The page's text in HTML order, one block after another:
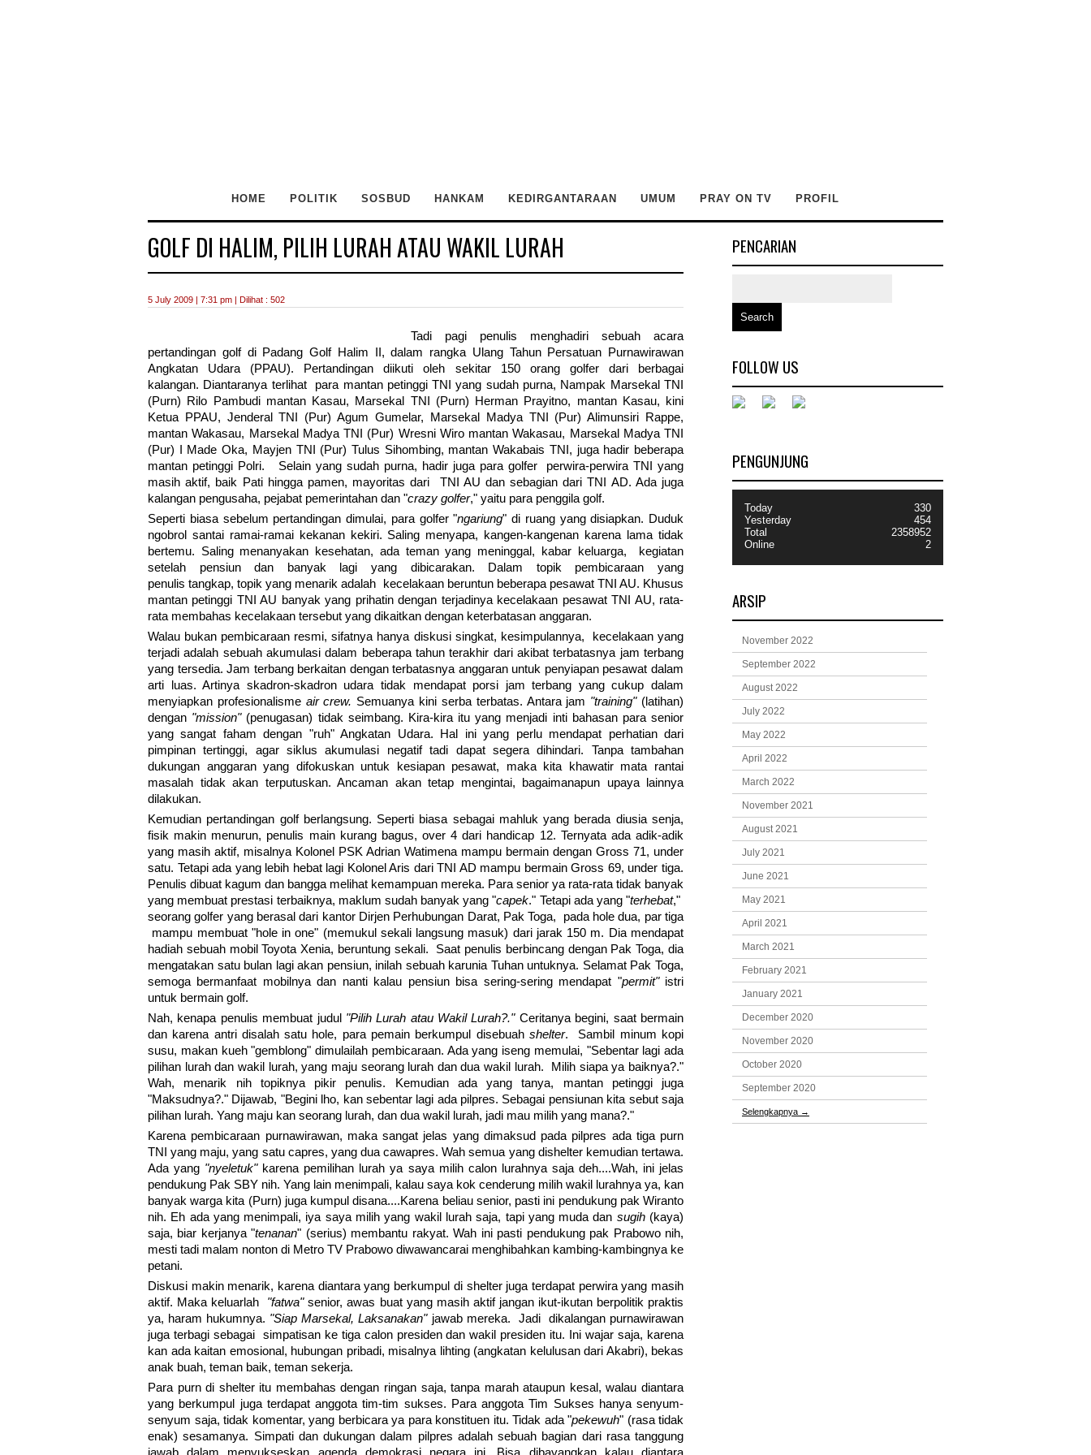
HOME POLITIK SOSBUD HANKAM KEDIRGANTARAAN UMUM PRAY ON TV PROFIL
GOLF DI HALIM, PILIH LURAH ATAU WAKIL LURAH
5 July 2009 | 7:31 pm | Dilihat : 502
Tadi pagi penulis menghadiri sebuah acara
pertandingan golf di Padang Golf Halim II, dalam rangka Ulang Tahun Persatuan Purnawirawan
Angkatan Udara (PPAU). Pertandingan diikuti oleh sekitar 150 orang golfer dari berbagai
kalangan. Diantaranya terlihat para mantan petinggi TNI yang sudah purna, Nampak Marsekal TNI
(Purn) Rilo Pambudi mantan Kasau, Marsekal TNI (Purn) Herman Prayitno, mantan Kasau, kini
Ketua PPAU, Jenderal TNI (Pur) Agum Gumelar, Marsekal Madya TNI (Pur) Alimunsiri Rappe,
mantan Wakasau, Marsekal Madya TNI (Pur) Wresni Wiro mantan Wakasau, Marsekal Madya TNI
(Pur) I Made Oka, Mayjen TNI (Pur) Tulus Sihombing, mantan Wakabais TNI, juga hadir beberapa
mantan petinggi Polri. Selain yang sudah purna, hadir juga para golfer perwira-perwira TNI yang
masih aktif, baik Pati hingga pamen, mayoritas dari TNI AU dan sebagian dari TNI AD. Ada juga
kalangan pengusaha, pejabat pemerintahan dan "crazy golfer," yaitu para penggila golf.
Seperti biasa sebelum pertandingan dimulai, para golfer "ngariung" di ruang yang disiapkan. Duduk
ngobrol santai ramai-ramai kekanan kekiri. Saling menyapa, kangen-kangenan karena lama tidak
bertemu. Saling menanyakan kesehatan, ada teman yang meninggal, kabar keluarga, kegiatan
setelah pensiun dan banyak lagi yang dibicarakan. Dalam topik pembicaraan yang
penulis tangkap, topik yang menarik adalah kecelakaan beruntun beberapa pesawat TNI AU. Khusus
mantan petinggi TNI AU banyak yang prihatin dengan terjadinya kecelakaan pesawat TNI AU, rata-
rata membahas kecelakaan tersebut yang dikaitkan dengan keterbatasan anggaran.
Walau bukan pembicaraan resmi, sifatnya hanya diskusi singkat, kesimpulannya, kecelakaan yang
terjadi adalah sebuah akumulasi dalam beberapa tahun terakhir dari akibat terbatasnya jam terbang
yang tersedia. Jam terbang berkaitan dengan terbatasnya anggaran untuk penyiapan pesawat dalam
arti luas. Artinya skadron-skadron udara tidak mendapat porsi jam terbang yang cukup dalam
menyiapkan profesionalisme air crew. Semuanya kini serba terbatas. Antara jam "training"(latihan)
dengan "mission"(penugasan) tidak seimbang. Kira-kira itu yang menjadi inti bahasan para senior
yang sangat faham dengan "ruh" Angkatan Udara. Hal ini yang perlu mendapat perhatian dari
pimpinan tertinggi, agar siklus akumulasi negatif tadi dapat segera dihindari. Tanpa tambahan
dukungan anggaran yang difokuskan untuk kesiapan pesawat, maka kita khawatir mata rantai
masalah tidak akan terputuskan. Ancaman akan tetap mengintai, bagaimanapun upaya lainnya
dilakukan.
Kemudian pertandingan golf berlangsung. Seperti biasa sebagai mahluk yang berada diusia senja,
fisik makin menurun, penulis main kurang bagus, over 4 dari handicap 12. Ternyata ada adik-adik
yang masih aktif, misalnya Kolonel PSK Adrian Watimena mampu bermain dengan Gross 71, under
satu. Tetapi ada yang lebih hebat lagi Kolonel Aris dari TNI AD mampu bermain Gross 69, under tiga.
Penulis dibuat kagum dan bangga melihat kemampuan mereka. Para senior ya rata-rata tidak banyak
yang membuat prestasi terbaiknya, maklum sudah banyak yang "capek." Tetapi ada yang "terhebat,"
seorang golfer yang berasal dari kantor Dirjen Perhubungan Darat, Pak Toga, pada hole dua, par tiga
mampu membuat "hole in one" (memukul sekali langsung masuk) dari jarak 150 m. Dia mendapat
hadiah sebuah mobil Toyota Xenia, beruntung sekali. Saat penulis berbincang dengan Pak Toga, dia
mengatakan satu bulan lagi akan pensiun, inilah sebuah karunia Tuhan untuknya. Selamat Pak Toga,
semoga bermanfaat mobilnya dan nanti kalau pensiun bisa sering-sering mendapat "permit"istri
untuk bermain golf.
Nah, kenapa penulis membuat judul "Pilih Lurah atau Wakil Lurah?." Ceritanya begini, saat bermain
dan karena antri disalah satu hole, para pemain berkumpul disebuah shelter. Sambil minum kopi
susu, makan kueh "gemblong" dimulailah pembicaraan. Ada yang iseng memulai, "Sebentar lagi ada
pilihan lurah dan wakil lurah, yang maju seorang lurah dan dua wakil lurah. Milih siapa ya baiknya?."
Wah, menarik nih topiknya pikir penulis. Kemudian ada yang tanya, mantan petinggi juga
"Maksudnya?." Dijawab, "Begini lho, kan sebentar lagi ada pilpres. Sebagai pensiunan kita sebut saja
pilihan lurah. Yang maju kan seorang lurah, dan dua wakil lurah, jadi mau milih yang mana?."
Karena pembicaraan purnawirawan, maka sangat jelas yang dimaksud pada pilpres ada tiga purn
TNI yang maju, yang satu capres, yang dua cawapres. Wah semua yang dishelter kemudian tertawa.
Ada yang "nyeletuk"karena pemilihan lurah ya saya milih calon lurahnya saja deh....Wah, ini jelas
pendukung Pak SBY nih. Yang lain menimpali, kalau saya kok cenderung milih wakil lurahnya ya, kan
banyak warga kita (Purn) juga kumpul disana....Karena beliau senior, pasti ini pendukung pak Wiranto
nih. Eh ada yang menimpali, iya saya milih yang wakil lurah saja, tapi yang muda dan sugih(kaya)
saja, biar kerjanya "tenanan" (serius) membantu rakyat. Wah ini pasti pendukung pak Prabowo nih,
mesti tadi malam nonton di Metro TV Prabowo diwawancarai menghibahkan kambing-kambingnya ke
petani.
Diskusi makin menarik, karena diantara yang berkumpul di shelter juga terdapat perwira yang masih
aktif. Maka keluarlah "fatwa"senior, awas buat yang masih aktif jangan ikut-ikutan berpolitik praktis
ya, haram hukumnya. "Siap Marsekal, Laksanakan"jawab mereka. Jadi dikalangan purnawirawan
juga terbagi sebagai simpatisan ke tiga calon presiden dan wakil presiden itu. Ini wajar saja, karena
kan ada kaitan emosional, hubungan pribadi, misalnya lihting (angkatan kelulusan dari Akabri), bekas
anak buah, teman baik, teman sekerja.
Para purn di shelter itu membahas dengan ringan saja, tanpa marah ataupun kesal, walau diantara
yang berkumpul juga terdapat anggota tim-tim sukses. Para anggota Tim Sukses hanya senyum-
senyum saja, tidak komentar, yang berbicara ya para konstituen itu. Tidak ada "pekewuh" (rasa tidak
enak) sesamanya. Simpati dan dukungan dalam pilpres adalah sebuah bagian dari rasa tanggung
PENCARIAN
FOLLOW US
PENGUNJUNG
Today
Yesterday
Total
Online
330
454
2358952
2
ARSIP
November 2022
September 2022
August 2022
July 2022
May 2022
April 2022
March 2022
November 2021
August 2021
July 2021
June 2021
May 2021
April 2021
March 2021
February 2021
January 2021
December 2020
November 2020
October 2020
September 2020
Selengkapnya →